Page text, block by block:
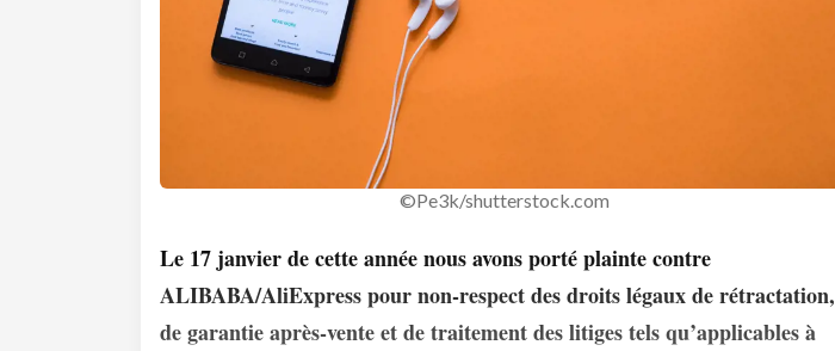
©Pe3k/shutterstock.com
Le 17 janvier de cette année nous avons porté plainte contre
ALIBABA/AliExpress pour non-respect des droits légaux de rétractation,
de garantie après-vente et de traitement des litiges tels qu’applicables à